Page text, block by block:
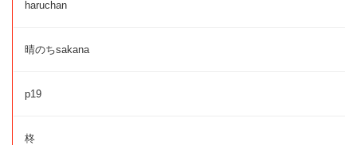
haruchan
晴のちsakana
p19
柊